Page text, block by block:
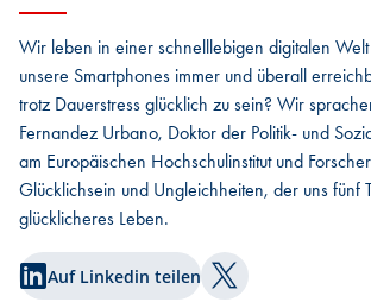
Wir leben in einer schnelllebigen digitalen
unsere Smartphones immer und überall
trotz Dauerstress glücklich zu sein? Wir
Fernandez Urbano, Doktor der Politik- und
am Europäischen Hochschulinstitut und
Glücklichsein und Ungleichheiten, der uns fünf
glücklicheres Leben.
Auf Linkedin teilen Auf Twitter teilen